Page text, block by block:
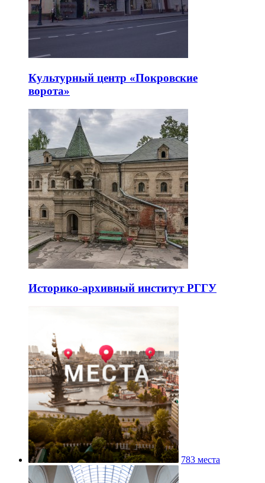
Культурный центр «Покровские
ворота»
Историко-архивный институт РГГУ
783 места